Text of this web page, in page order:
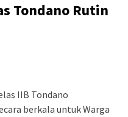
Tondano Rutin
IIB Tondano
berkala untuk Warga